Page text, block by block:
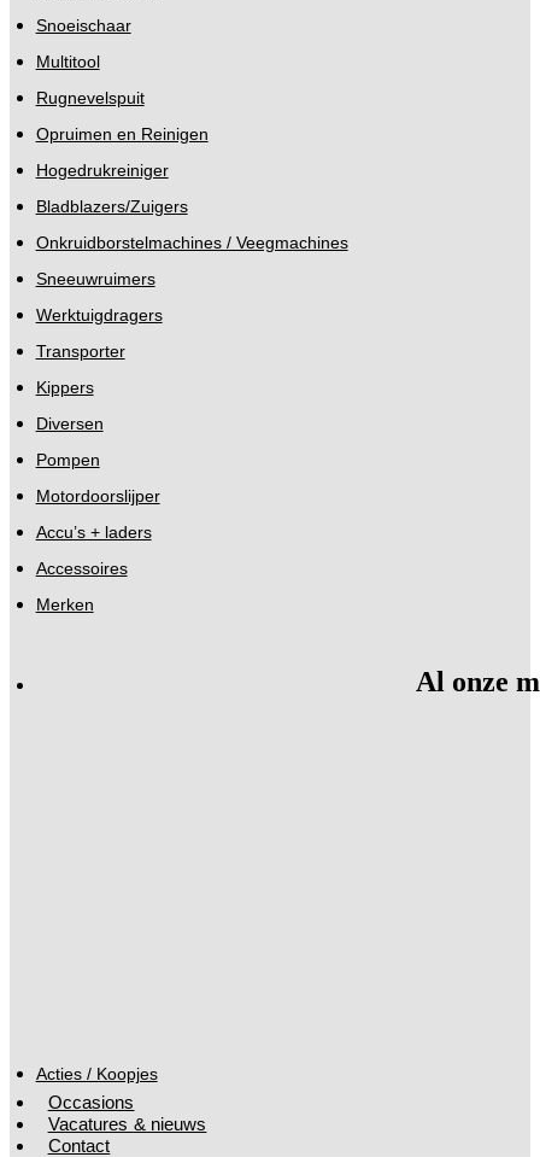
Snoeischaar
Multitool
Rugnevelspuit
Opruimen en Reinigen
Hogedrukreiniger
Bladblazers/Zuigers
Onkruidborstelmachines / Veegmachines
Sneeuwruimers
Werktuigdragers
Transporter
Kippers
Diversen
Pompen
Motordoorslijper
Accu’s + laders
Accessoires
Merken
Al onze
Acties / Koopjes
Occasions
Vacatures & nieuws
Contact